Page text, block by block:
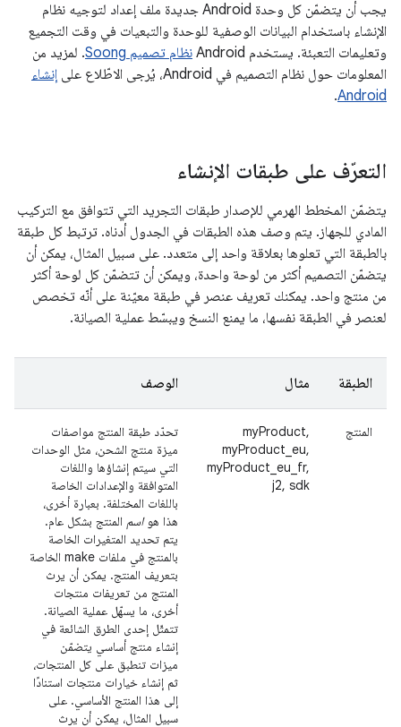
يجب أن يتضمّن كل وحدة Android جديدة ملف إعداد لتوجيه نظام
الإنشاء باستخدام البيانات الوصفية للوحدة والتبعيات في وقت التجميع
وتعليمات التعبئة. يستخدم Android
نظام تصميم Soong
. لمزيد من
المعلومات حول نظام التصميم في Android، يُرجى الاطّلاع على
إنشاء
Android
.
التعرّف على طبقات الإنشاء
يتضمّن المخطط الهرمي للإصدار طبقات التجريد التي تتوافق مع التركيب
المادي للجهاز. يتم وصف هذه الطبقات في الجدول أدناه. ترتبط كل طبقة
بالطبقة التي تعلوها بعلاقة واحد إلى متعدد. على سبيل المثال، يمكن أن
يتضمّن التصميم أكثر من لوحة واحدة، ويمكن أن تتضمّن كل لوحة أكثر
من منتج واحد. يمكنك تعريف عنصر في طبقة معيّنة على أنّه تخصص
لعنصر في الطبقة نفسها، ما يمنع النسخ ويبسّط عملية الصيانة.
الطبقة مثال الوصف
المنتج
myProduct,
myProduct_eu,
myProduct_eu_fr,
j2, sdk
تحدّد طبقة المنتج مواصفات
ميزة منتج الشحن، مثل الوحدات
التي سيتم إنشاؤها واللغات
المتوافقة والإعدادات الخاصة
باللغات المختلفة. بعبارة أخرى،
هذا هواسم المنتج بشكل عام.
يتم تحديد المتغيرات الخاصة
بالمنتج في ملفات make الخاصة
بتعريف المنتج. يمكن أن يرث
المنتج من تعريفات منتجات
أخرى، ما يسهّل عملية الصيانة.
تتمثّل إحدى الطرق الشائعة في
إنشاء منتج أساسي يتضمّن
ميزات تنطبق على كل المنتجات،
ثم إنشاء خيارات منتجات استنادًا
إلى هذا المنتج الأساسي. على
سبيل المثال، يمكن أن يرث